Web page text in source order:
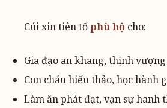
Cúi xin tiên tổphù hộ cho:
Gia đạo an khang, thịnh vượng
Con cháu hiếu thảo, học hành
Làm ăn phát đạt, vạn sự hanh